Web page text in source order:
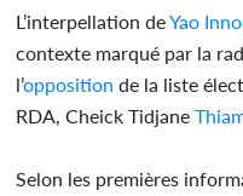
L’interpellation deYao
contexte marqué par la
l’opposition de la liste
RDA, Cheick Tidjane
Selon les premières